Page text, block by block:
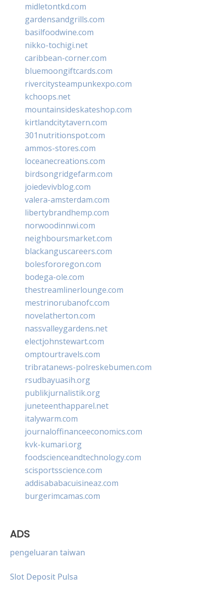
midletontkd.com
gardensandgrills.com
basilfoodwine.com
nikko-tochigi.net
caribbean-corner.com
bluemoongiftcards.com
rivercitysteampunkexpo.com
kchoops.net
mountainsideskateshop.com
kirtlandcitytavern.com
301nutritionspot.com
ammos-stores.com
loceanecreations.com
birdsongridgefarm.com
joiedevivblog.com
valera-amsterdam.com
libertybrandhemp.com
norwoodinnwi.com
neighboursmarket.com
blackanguscareers.com
bolesfororegon.com
bodega-ole.com
thestreamlinerlounge.com
mestrinorubanofc.com
novelatherton.com
nassvalleygardens.net
electjohnstewart.com
omptourtravels.com
tribratanews-polreskebumen.com
rsudbayuasih.org
publikjurnalistik.org
juneteenthapparel.net
italywarm.com
journaloffinanceeconomics.com
kvk-kumari.org
foodscienceandtechnology.com
scisportsscience.com
addisababacuisineaz.com
burgerimcamas.com
ADS
pengeluaran taiwan
Slot Deposit Pulsa